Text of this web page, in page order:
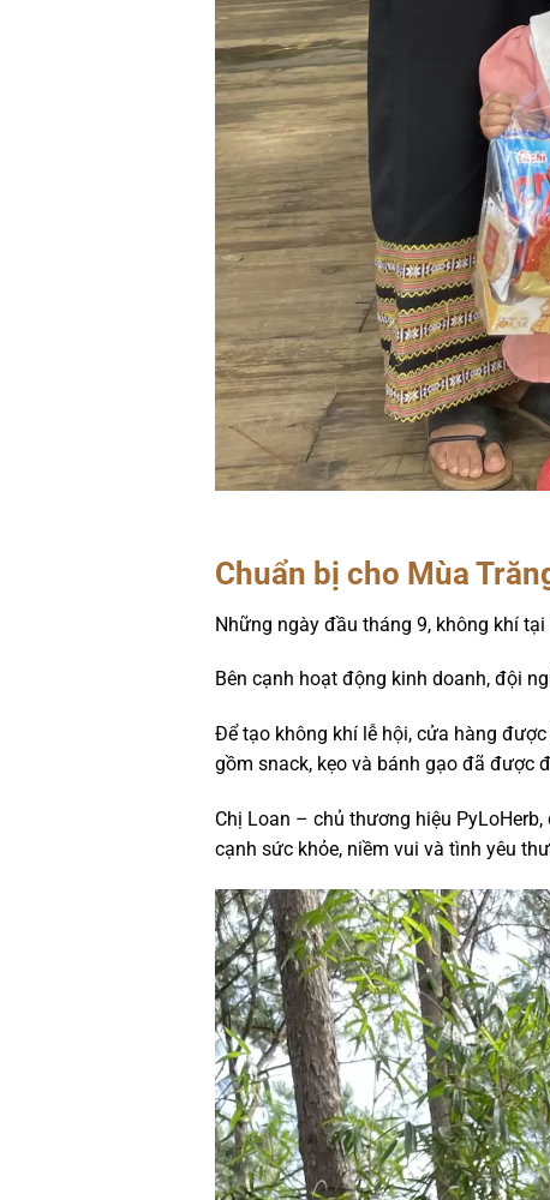
Chuẩn bị cho Mùa
Những ngày đầu tháng 9, không khí
Bên cạnh hoạt động kinh doanh, đội
Để tạo không khí lễ hội, cửa hàng
gồm snack, kẹo và bánh gạo đã được
Chị Loan – chủ thương hiệu
cạnh sức khỏe, niềm vui và tình yêu